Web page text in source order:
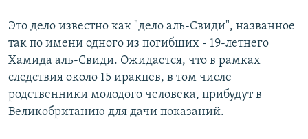
Это дело известно как "дело аль-Свиди", названное
так по имени одного из погибших - 19-летнего
Хамида аль-Свиди. Ожидается, что в рамках
следствия около 15 иракцев, в том числе
родственники молодого человека, прибудут в
Великобританию для дачи показаний.